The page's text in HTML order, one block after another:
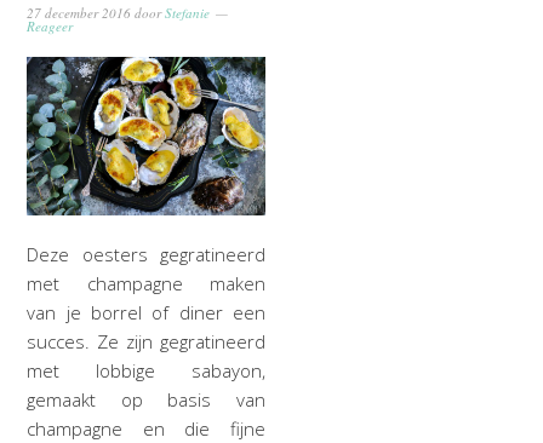
27 december 2016 doorStefanie
Reageer
Deze oesters gegratineerd
met champagne maken
van je borrel of diner een
succes. Ze zijn gegratineerd
met lobbige sabayon,
gemaakt op basis van
champagne en die fijne